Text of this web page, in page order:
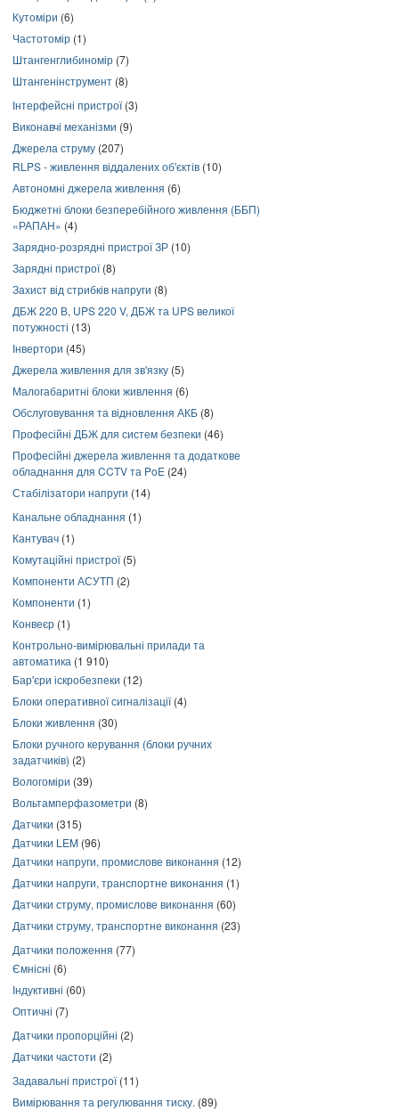
Кутоміри (6)
Частотомір (1)
Штангенглибиномір (7)
Штангенінструмент (8)
Інтерфейсні пристрої(3)
Виконавчі механізми (9)
Джерела струму (207)
RLPS - живлення віддалених об'єктів (10)
Автономні джерела живлення (6)
Бюджетні блоки безперебійного живлення (ББП)
«РАПАН» (4)
Зарядно-розрядні пристрої ЗР (10)
Зарядні пристрої(8)
Захист від стрибків напруги (8)
ДБЖ 220 В, UPS 220 V, ДБЖ та UPS великої
потужності (13)
Інвертори (45)
Джерела живлення для зв'язку (5)
Малогабаритні блоки живлення (6)
Обслуговування та відновлення АКБ (8)
Професійні ДБЖ для систем безпеки (46)
Професійні джерела живлення та додаткове
обладнання для CCTV та PoE (24)
Стабілізатори напруги (14)
Канальне обладнання (1)
Кантувач (1)
Комутаційні пристрої(5)
Компоненти АСУТП (2)
Компоненти (1)
Конвеєр (1)
Контрольно-вимірювальні прилади та
автоматика (1 910)
Бар'єри іскробезпеки (12)
Блоки оперативної сигналізації(4)
Блоки живлення (30)
Блоки ручного керування (блоки ручних
задатчиків) (2)
Вологоміри (39)
Вольтамперфазометри (8)
Датчики (315)
Датчики LEM (96)
Датчики напруги, промислове виконання (12)
Датчики напруги, транспортне виконання (1)
Датчики струму, промислове виконання (60)
Датчики струму, транспортне виконання (23)
Датчики положення (77)
Ємнісні (6)
Індуктивні (60)
Оптичні (7)
Датчики пропорційні (2)
Датчики частоти (2)
Задавальні пристрої(11)
Вимірювання та регулювання тиску. (89)